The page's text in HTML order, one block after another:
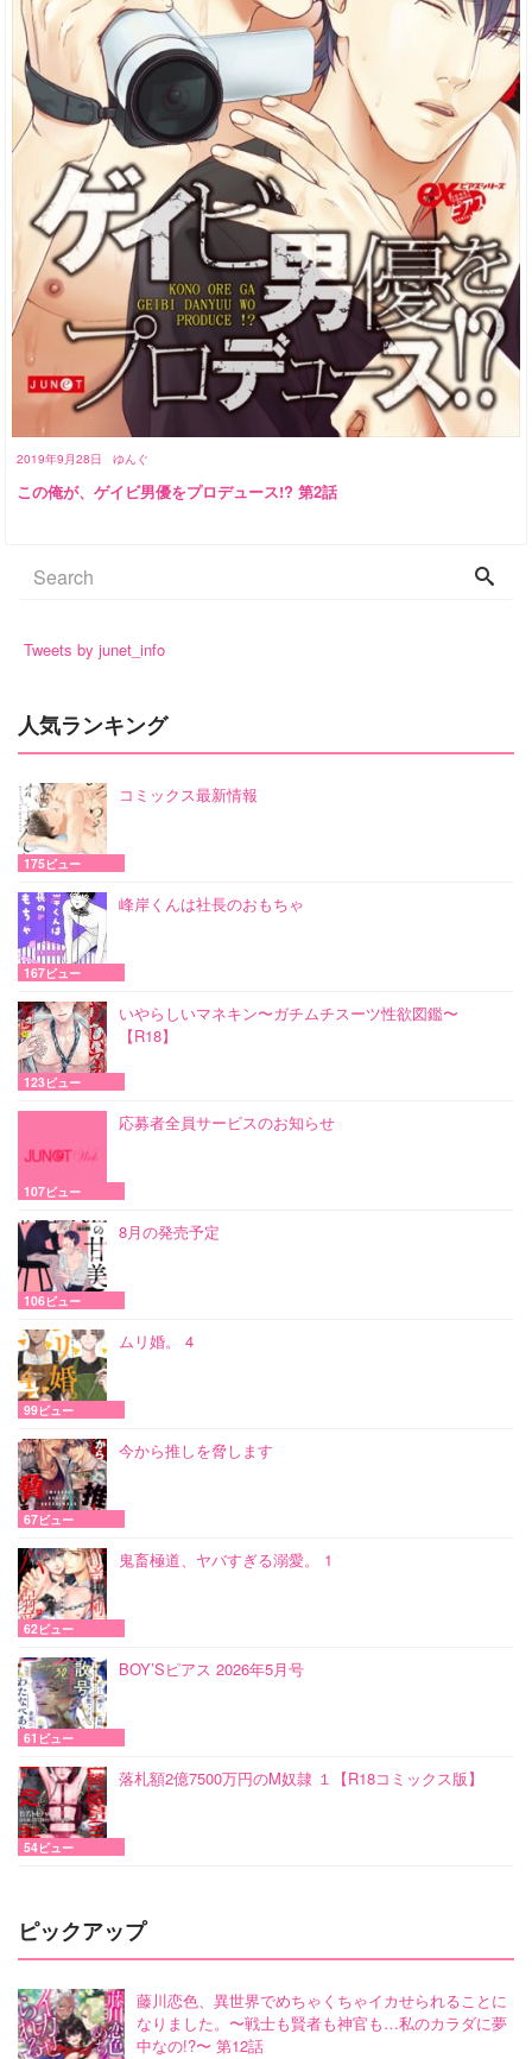
2019年9月28日 ゆんぐ
この俺が、ゲイビ男優をプロデュース!? 第2話
Tweets by junet_info
人気ランキング
コミックス最新情報
175ビュー
峰岸くんは社長のおもちゃ
167ビュー
いやらしいマネキン〜ガチムチスーツ性欲図鑑〜
【R18】
123ビュー
応募者全員サービスのお知らせ
107ビュー
8月の発売予定
106ビュー
ムリ婚。 4
99ビュー
今から推しを脅します
67ビュー
鬼畜極道、ヤバすぎる溺愛。 1
62ビュー
BOY’Sピアス 2026年5月号
61ビュー
落札額2億7500万円のM奴隷 １【R18コミックス版】
54ビュー
ピックアップ
藤川恋色、異世界でめちゃくちゃイカせられることに
なりました。〜戦士も賢者も神官も…私のカラダに夢
中なの!?〜 第12話